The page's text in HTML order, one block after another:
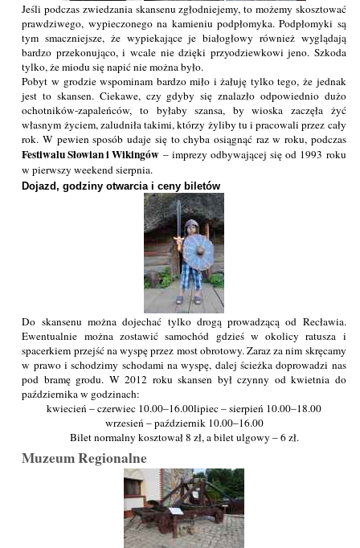
Jeśli podczas zwiedzania skansenu zgłodniejemy, to możemy skosztować
prawdziwego, wypieczonego na kamieniu podpłomyka. Podpłomyki są
tym smaczniejsze, że wypiekające je białogłowy również wyglądają
bardzo przekonująco, i wcale nie dzięki przyodziewkowi jeno. Szkoda
tylko, że miodu się napić nie można było.
Pobyt w grodzie wspominam bardzo miło i żałuję tylko tego, że jednak
jest to skansen. Ciekawe, czy gdyby się znalazło odpowiednio dużo
ochotników-zapaleńców, to byłaby szansa, by wioska zaczęła żyć
własnym życiem, zaludniła takimi, którzy żyliby tu i pracowali przez cały
rok. W pewien sposób udaje się to chyba osiągnąć raz w roku, podczas
Festiwalu Słowian i Wikingów – imprezy odbywającej się od 1993 roku
w pierwszy weekend sierpnia.
Dojazd, godziny otwarcia i ceny biletów
Do skansenu można dojechać tylko drogą prowadzącą od Recławia.
Ewentualnie można zostawić samochód gdzieś w okolicy ratusza i
spacerkiem przejść na wyspę przez most obrotowy. Zaraz za nim skręcamy
w prawo i schodzimy schodami na wyspę, dalej ścieżka doprowadzi nas
pod bramę grodu. W 2012 roku skansen był czynny od kwietnia do
października w godzinach:
kwiecień – czerwiec 10.00–16.00lipiec – sierpień 10.00–18.00
wrzesień – październik 10.00–16.00
Bilet normalny kosztował 8 zł, a bilet ulgowy – 6 zł.
Muzeum Regionalne